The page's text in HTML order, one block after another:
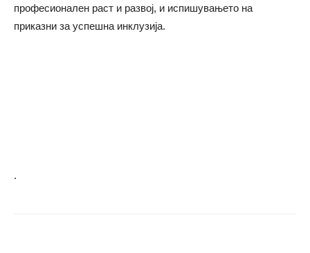
професионален раст и развој, и испишувањето на
приказни за успешна инклузија.
.